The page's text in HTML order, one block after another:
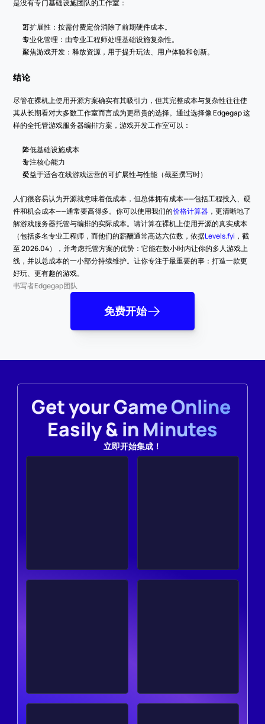
是没有专门基础设施团队的工作室：
可扩展性：按需付费定价消除了前期硬件成本。
专业化管理：由专业工程师处理基础设施复杂性。
聚焦游戏开发：释放资源，用于提升玩法、用户体验和创新。
结论
尽管在裸机上使用开源方案确实有其吸引力，但其完整成本与复杂性往往使
其从长期看对大多数工作室而言成为更昂贵的选择。通过选择像 Edgegap 这
样的全托管游戏服务器编排方案，游戏开发工作室可以：
降低基础设施成本
专注核心能力
受益于适合在线游戏运营的可扩展性与性能（截至撰写时）
人们很容易认为开源就意味着低成本，但总体拥有成本——包括工程投入、硬
件和机会成本——通常要高得多。你可以使用我们的价格计算器 ，更清晰地了
解游戏服务器托管与编排的实际成本。请计算在裸机上使用开源的真实成本
（包括多名专业工程师，而他们的薪酬通常高达六位数，依据Levels.fyi ，截
至 2026.04），并考虑托管方案的优势：它能在数小时内让你的多人游戏上
线，并以总成本的一小部分持续维护。让你专注于最重要的事：打造一款更
好玩、更有趣的游戏。
书写者Edgegap团队
免费开始
Get your Game Online
Easily & in Minutes
立即开始集成！